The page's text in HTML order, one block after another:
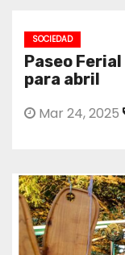
SOCIEDAD
Paseo
para abril
Mar 24, 2025